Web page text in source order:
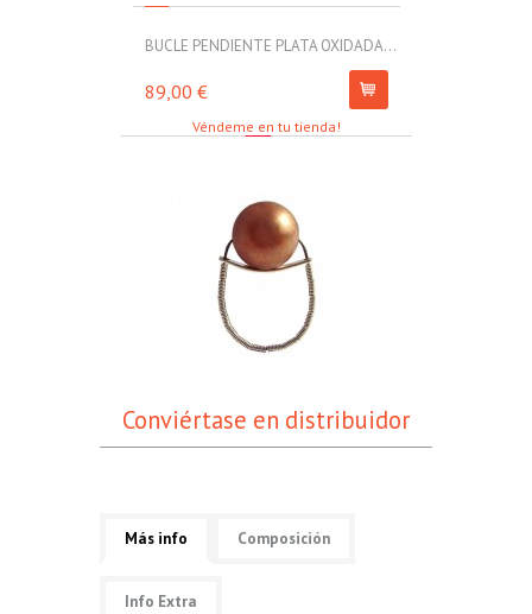
BUCLE PENDIENTE PLATA OXIDADA...
89,00 €
Véndeme en tu tienda!
Conviértase en distribuidor
Más info Composición
Info Extra